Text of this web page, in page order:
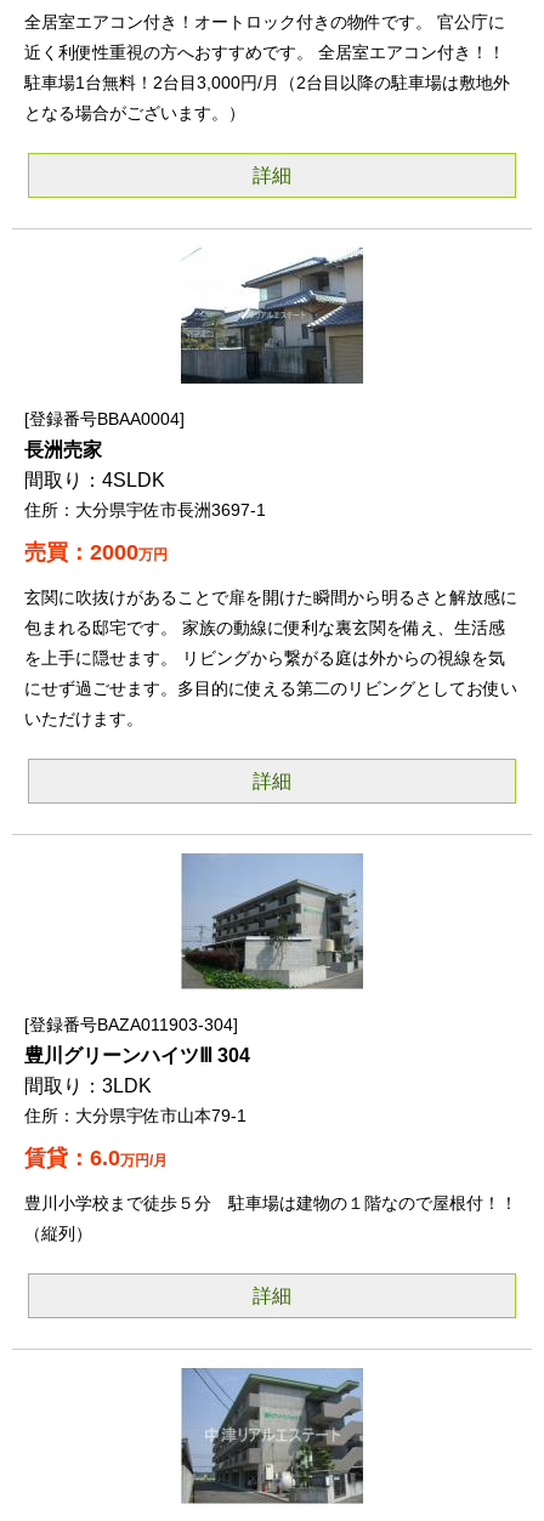
全居室エアコン付き！オートロック付きの物件です。 官公庁に
近く利便性重視の方へおすすめです。 全居室エアコン付き！！
駐車場1台無料！2台目3,000円/月（2台目以降の駐車場は敷地外
となる場合がございます。）
詳細
登録番号BBAA0004
長洲売家
4SLDK
大分県宇佐市長洲3697-1
2000万円
玄関に吹抜けがあることで扉を開けた瞬間から明るさと解放感に
包まれる邸宅です。 家族の動線に便利な裏玄関を備え、生活感
を上手に隠せます。 リビングから繋がる庭は外からの視線を気
にせず過ごせます。多目的に使える第二のリビングとしてお使い
いただけます。
詳細
登録番号BAZA011903-304
豊川グリーンハイツⅢ 304
3LDK
大分県宇佐市山本79-1
6.0万円/月
豊川小学校まで徒歩５分 駐車場は建物の１階なので屋根付！！
（縦列）
詳細